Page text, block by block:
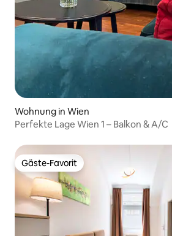
Wohnung in Wien
Perfekte Lage Wien 1 – Balkon & A/C
Gäste-Favorit
Gäste-Favorit